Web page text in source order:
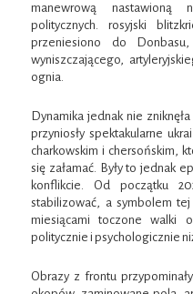
manewrową nastawioną
politycznych. rosyjski
przeniesiono do
wyniszczającego,
ognia.
Dynamika jednak nie
przyniosły spektakularne
charkowskim i chersońskim,
się załamać. Były to jednak
konflikcie. Od początku
stabilizować, a symbolem
miesiącami toczone walki
politycznie i psychologicznie
Obrazy z frontu